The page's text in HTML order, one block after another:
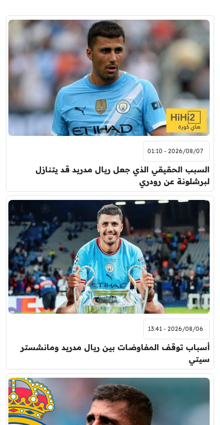
2026/08/07 - 01:10
السبب الحقيقي الذي جعل ريال مدريد قد يتنازل
لبرشلونة عن رودري
2026/08/06 - 13:41
أسباب توقف المفاوضات بين ريال مدريد ومانشستر
سيتي